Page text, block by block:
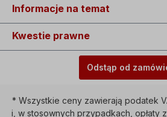
Informacje na temat
Kwestie prawne
Odstąp od
* Wszystkie ceny zawierają podatek
i, w stosownych przypadkach, opłaty